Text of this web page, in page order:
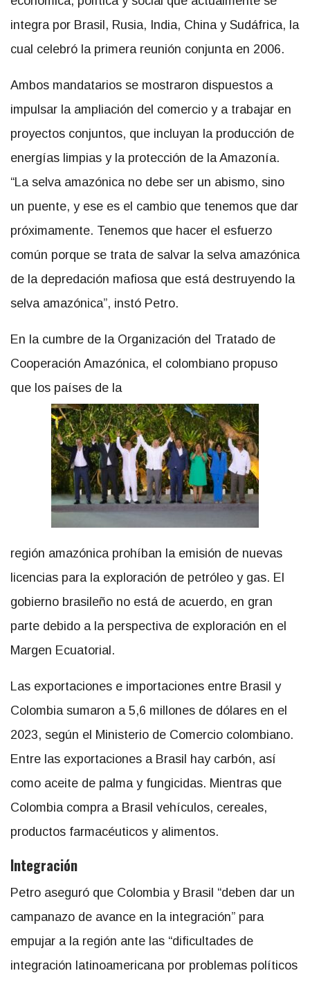
integra por Brasil, Rusia, India, China y Sudáfrica, la
cual celebró la primera reunión conjunta en 2006.
Ambos mandatarios se mostraron dispuestos a
impulsar la ampliación del comercio y a trabajar en
proyectos conjuntos, que incluyan la producción de
energías limpias y la protección de la Amazonía.
“La selva amazónica no debe ser un abismo, sino
un puente, y ese es el cambio que tenemos que dar
próximamente. Tenemos que hacer el esfuerzo
común porque se trata de salvar la selva amazónica
de la depredación mafiosa que está destruyendo la
selva amazónica”, instó Petro.
En la cumbre de la Organización del Tratado de
Cooperación Amazónica, el colombiano propuso
que los países de la
región amazónica prohíban la emisión de nuevas
licencias para la exploración de petróleo y gas. El
gobierno brasileño no está de acuerdo, en gran
parte debido a la perspectiva de exploración en el
Margen Ecuatorial.
Las exportaciones e importaciones entre Brasil y
Colombia sumaron a 5,6 millones de dólares en el
2023, según el Ministerio de Comercio colombiano.
Entre las exportaciones a Brasil hay carbón, así
como aceite de palma y fungicidas. Mientras que
Colombia compra a Brasil vehículos, cereales,
productos farmacéuticos y alimentos.
Integración
Petro aseguró que Colombia y Brasil “deben dar un
campanazo de avance en la integración” para
empujar a la región ante las “dificultades de
integración latinoamericana por problemas políticos